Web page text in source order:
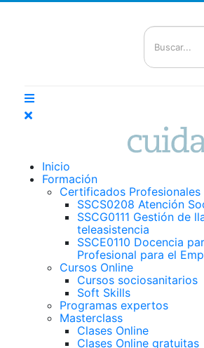
Inicio
Formación
Certificados Profesionales
SSCS0208 Atención
SSCG0111 Gestión de
teleasistencia
SSCE0110 Docencia
Profesional para el
Cursos Online
Cursos sociosanitarios
Soft Skills
Programas expertos
Masterclass
Clases Online
Clases Online gratuitas